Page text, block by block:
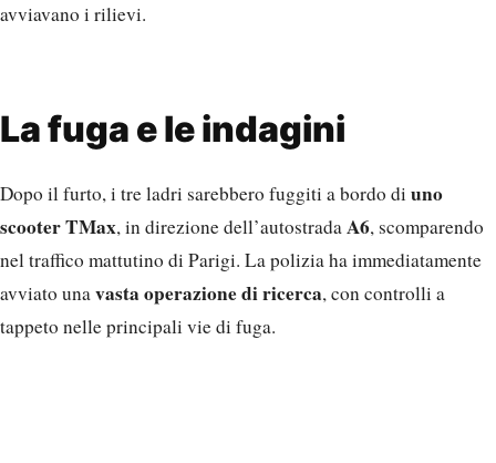
avviavano i rilievi.
La fuga e le indagini
Dopo il furto, i tre ladri sarebbero fuggiti a bordo di uno
scooter TMax, in direzione dell’autostradaA6, scomparendo
nel traffico mattutino di Parigi. La polizia ha immediatamente
avviato unavasta operazione di ricerca, con controlli a
tappeto nelle principali vie di fuga.